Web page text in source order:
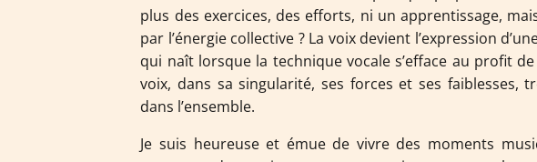
plus des exercices, des efforts, ni un apprentissage,
par l’énergie collective ? La voix devient l’expression
qui naît lorsque la technique vocale s’efface au profit
voix, dans sa singularité, ses forces et ses faiblesses,
dans l’ensemble.
Je suis heureuse et émue de vivre des moments